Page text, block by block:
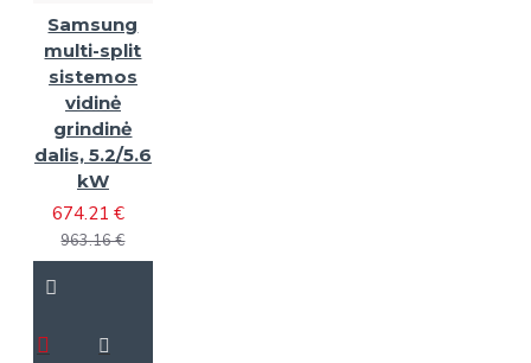
Samsung
multi-split
sistemos
vidinė
grindinė
dalis, 5.2/5.6
kW
674.21 €
963.16 €